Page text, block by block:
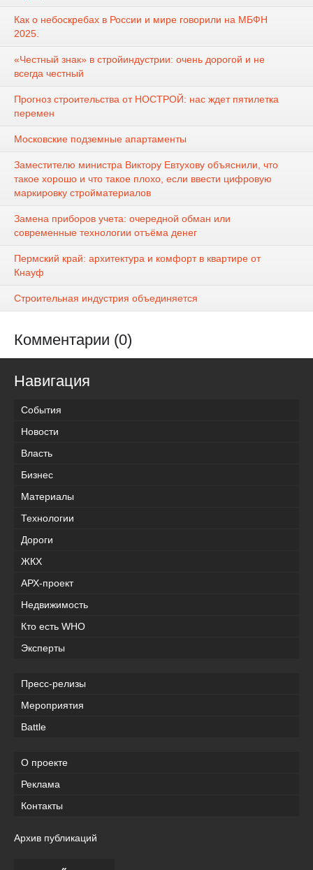
Как о небоскребах в России и мире говорили на МБФН
2025.
«Честный знак» в стройиндустрии: очень дорогой и не
всегда честный
Прогноз строительства от НОСТРОЙ: нас ждет пятилетка
перемен
Московские подземные апартаменты
Заместителю министра Виктору Евтухову объяснили, что
такое хорошо и что такое плохо, если ввести цифровую
маркировку стройматериалов
Замена приборов учета: очередной обман или
современные технологии отъёма денег
Пермский край: архитектура и комфорт в квартире от
Кнауф
Строительная индустрия объединяется
Комментарии (0)
Навигация
События
Новости
Власть
Бизнес
Материалы
Технологии
Дороги
ЖКХ
АРХ-проект
Недвижимость
Кто есть WHO
Эксперты
Пресс-релизы
Мероприятия
Battle
О проекте
Реклама
Контакты
Архив публикаций